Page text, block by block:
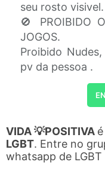
seu rosto visivel.
🚫 PROIBIDO
JOGOS.
Proibido
pv da pessoa .
VIDA 💡POSITIVA
LGBT. Entre no
whatsapp de LGBT